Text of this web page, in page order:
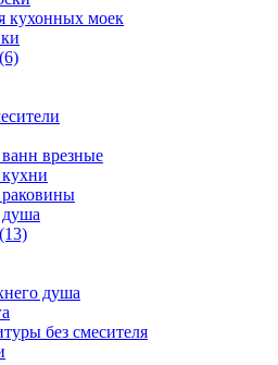
кухонных моек
врезные
душа
без смесителя